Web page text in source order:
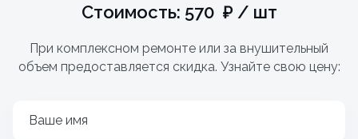
Стоимость: 570 ₽ / шт
При комплексном ремонте или за внушительный
объем предоставляется скидка. Узнайте свою цену:
Ваше имя